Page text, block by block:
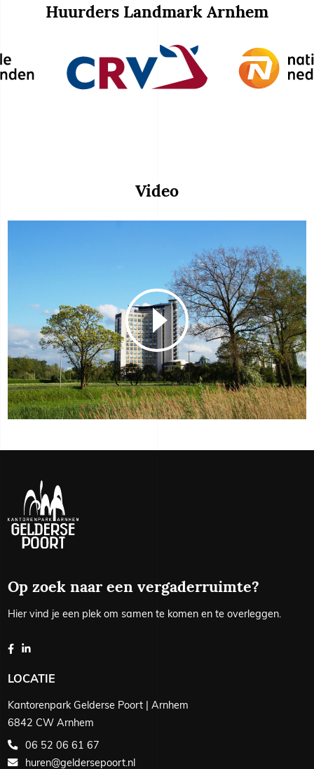
Huurders Landmark Arnhem
Video
Op zoek naar een vergaderruimte?
Hier vind je een plek om samen te komen en te overleggen.
LOCATIE
Kantorenpark Gelderse Poort | Arnhem
6842 CW Arnhem
06 52 06 61 67
huren@geldersepoort.nl